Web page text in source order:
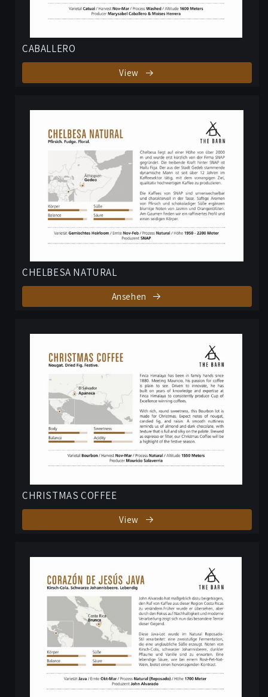
CABALLERO
View
CHELBESA NATURAL
Ansehen
CHRISTMAS COFFEE
View